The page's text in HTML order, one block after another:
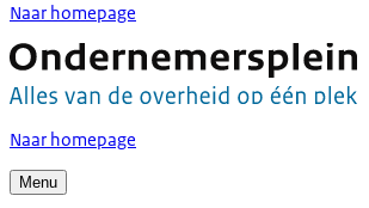
Naar homepage
Naar homepage
Menu